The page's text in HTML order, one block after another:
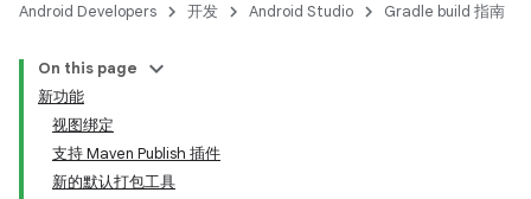
Android Developers 开发 Android Studio Gradle build 指南
On this page
新功能
视图绑定
支持 Maven Publish 插件
新的默认打包工具